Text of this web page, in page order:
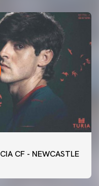
CF - NEWCASTLE